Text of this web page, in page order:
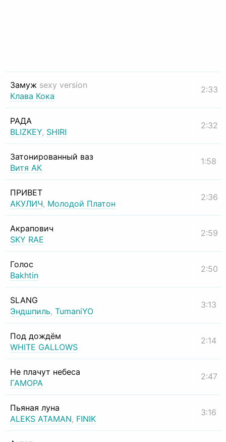
Замуж sexy version
Клава Кока
2:33
РАДА
BLIZKEY, SHIRI
2:32
Затонированный ваз
Витя АК
1:58
ПРИВЕТ
АКУЛИЧ, Молодой Платон
2:36
Акрапович
SKY RAE
2:59
Голос
Bakhtin
2:50
SLANG
Эндшпиль, TumaniYO
3:13
Под дождём
WHITE GALLOWS
2:14
Не плачут небеса
ГАМОРА
2:47
Пьяная луна
ALEKS ATAMAN, FINIK
3:16